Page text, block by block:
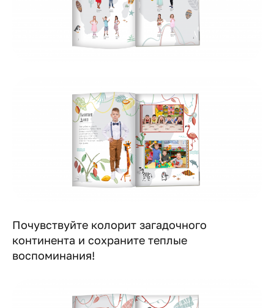
Почувствуйте колорит загадочного
континента и сохраните теплые
воспоминания!